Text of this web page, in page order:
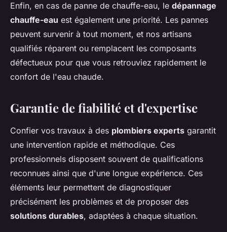
Enfin, en cas de panne de chauffe-eau, le dépannage
chauffe-eau est également une priorité. Les pannes
peuvent survenir à tout moment, et nos artisans
qualifiés réparent ou remplacent les composants
défectueux pour que vous retrouviez rapidement le
confort de l'eau chaude.
Garantie de fiabilité et d'expertise
Confier vos travaux à des plombiers experts garantit
une intervention rapide et méthodique. Ces
professionnels disposent souvent de qualifications
reconnues ainsi que d'une longue expérience. Ces
éléments leur permettent de diagnostiquer
précisément les problèmes et de proposer des
solutions durables, adaptées à chaque situation.